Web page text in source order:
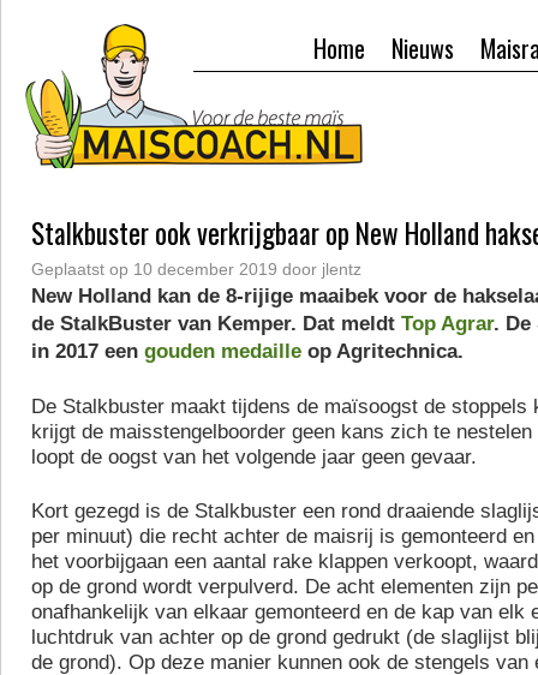
Nieuws
Home
Stalkbuster ook verkrijgbaar op New Holland
Geplaatst op 10 december 2019 door jlentz
New Holland kan de 8-rijige maaibek voor de
de StalkBuster van Kemper. Dat meldt Top Agrar. De
in 2017 een gouden medaille op Agritechnica.
De Stalkbuster maakt tijdens de maïsoogst de stoppels
krijgt de maisstengelboorder geen kans zich te
loopt de oogst van het volgende jaar geen gevaar.
Kort gezegd is de Stalkbuster een rond draaiende
per minuut) die recht achter de maisrij is gemonteerd
het voorbijgaan een aantal rake klappen verkoopt,
op de grond wordt verpulverd. De acht elementen zijn
onafhankelijk van elkaar gemonteerd en de kap van elk
luchtdruk van achter op de grond gedrukt (de slaglijst
de grond). Op deze manier kunnen ook de stengels van